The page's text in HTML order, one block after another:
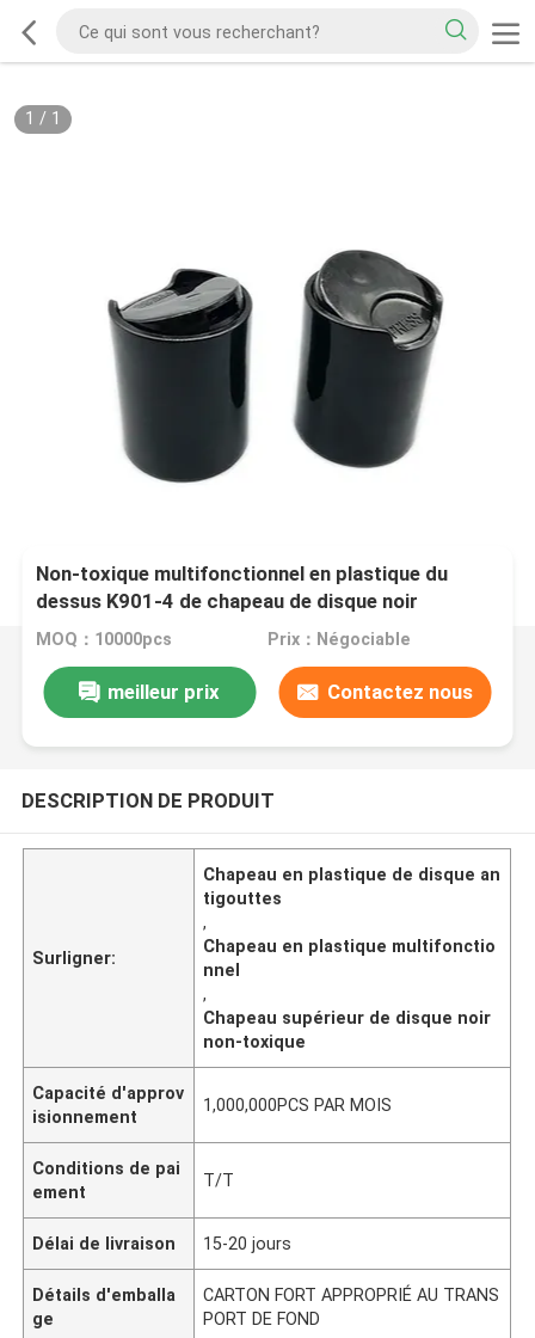
1 / 1
Non-toxique multifonctionnel en plastique du
dessus K901-4 de chapeau de disque noir
MOQ：10000pcs Prix：Négociable
meilleur prix Contactez nous
DESCRIPTION DE PRODUIT
Surligner:
Chapeau en plastique de disque an
tigouttes
,
Chapeau en plastique multifonctio
nnel
,
Chapeau supérieur de disque noir
non-toxique
Capacité d'approv
isionnement
1,000,000PCS PAR MOIS
Conditions de pai
ement
T/T
Délai de livraison 15-20 jours
Détails d'emballa
ge
CARTON FORT APPROPRIÉ AU TRANS
PORT DE FOND